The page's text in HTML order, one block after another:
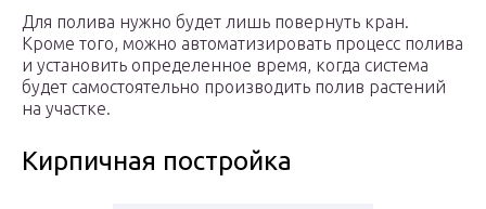
Для полива нужно будет лишь повернуть кран.
Кроме того, можно автоматизировать процесс полива
и установить определенное время, когда система
будет самостоятельно производить полив растений
на участке.
Кирпичная постройка